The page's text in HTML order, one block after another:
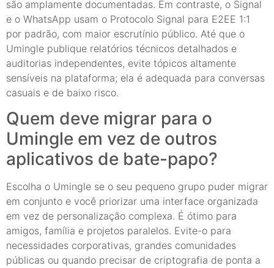
são amplamente documentadas. Em contraste, o Signal
e o WhatsApp usam o Protocolo Signal para E2EE 1:1
por padrão, com maior escrutínio público. Até que o
Umingle publique relatórios técnicos detalhados e
auditorias independentes, evite tópicos altamente
sensíveis na plataforma; ela é adequada para conversas
casuais e de baixo risco.
Quem deve migrar para o
Umingle em vez de outros
aplicativos de bate-papo?
Escolha o Umingle se o seu pequeno grupo puder migrar
em conjunto e você priorizar uma interface organizada
em vez de personalização complexa. É ótimo para
amigos, família e projetos paralelos. Evite-o para
necessidades corporativas, grandes comunidades
públicas ou quando precisar de criptografia de ponta a